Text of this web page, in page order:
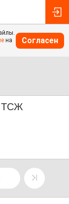
на
Согласен
ТСЖ